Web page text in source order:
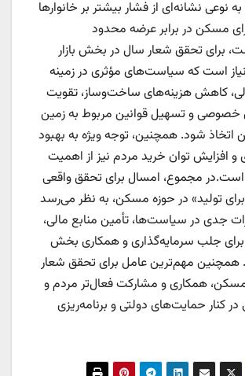
نوعی نشانه‌ای از فشار بیشتر بر خانوارها
مسکن در برابر عرضه محدود
برای تحقق شعار سال در بخش بازار
است که سیاست‌های مؤثری در زمینه
کاهش هزینه‌های ساخت‌وساز، تقویت
و تسهیل قوانین مربوط به زمین
شود. همچنین، توجه ویژه به بهبود
و افزایش توان خرید مردم نیز از اهمیت
است.در مجموع، امسال برای تحقق واقعی
تولید» در حوزه مسکن، به نظر می‌رسد
جدی در سیاست‌ها، تأمین منابع مالی،
برای جلب سرمایه‌گذاری و همکاری بخش
مهم‌ترین عامل برای تحقق شعار
همکاری و مشارکت فعال‌تر مردم و
حمایت‌های دولتی و برنامه‌ریزی